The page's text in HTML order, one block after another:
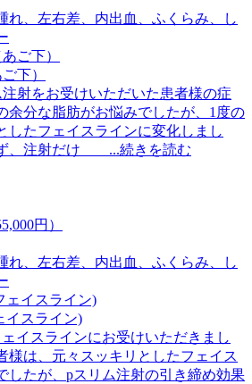
れ、左右差、内出血、ふくらみ、し
下）
射をお受けいただいた患者様の症
余分な脂肪がお悩みでしたが、1度の
したフェイスラインに変化しまし
、注射だけ ...続きを読む
円）
れ、左右差、内出血、ふくらみ、し
イスライン)
イスラインにお受けいただきまし
様は、元々スッキリとしたフェイス
したが、pスリム注射の引き締め効果